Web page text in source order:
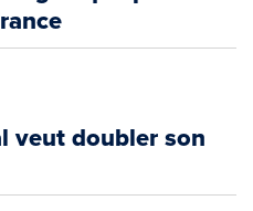
veut doubler son